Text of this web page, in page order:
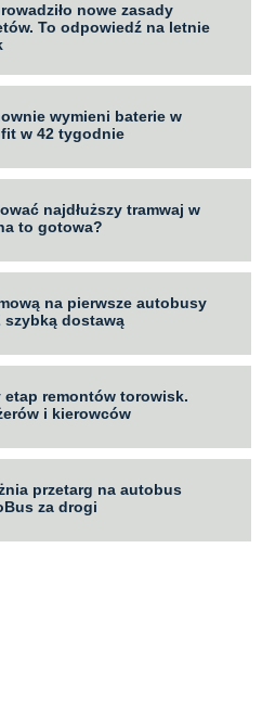
nowe zasady
To odpowiedź na letnie
wymieni baterie w
w 42 tygodnie
najdłuższy tramwaj w
to gotowa?
na pierwsze autobusy
szybką dostawą
etap remontów torowisk.
i kierowców
przetarg na autobus
za drogi